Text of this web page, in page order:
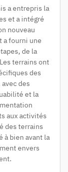
a entrepris la
et a intégré
nouveau
a fourni une
de la
terrains ont
des
des
et la
aux activités
des terrains
à bien avant la
envers